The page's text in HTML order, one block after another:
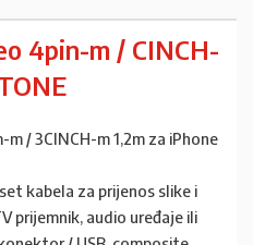
4pin-m / CINCH-
/ 3CINCH-m 1,2m za iPhone
kabela za prijenos slike i
prijemnik, audio uređaje ili